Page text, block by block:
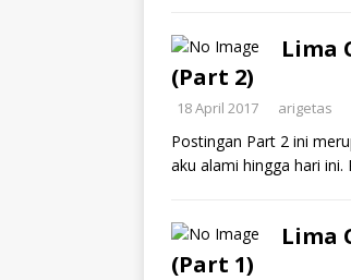
Lima
(Part 2)
18 April 2017 arigetas
Postingan Part 2 ini
aku alami hingga hari ini.
Lima
(Part 1)